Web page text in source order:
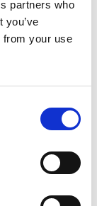
partners who
you’ve
from your use